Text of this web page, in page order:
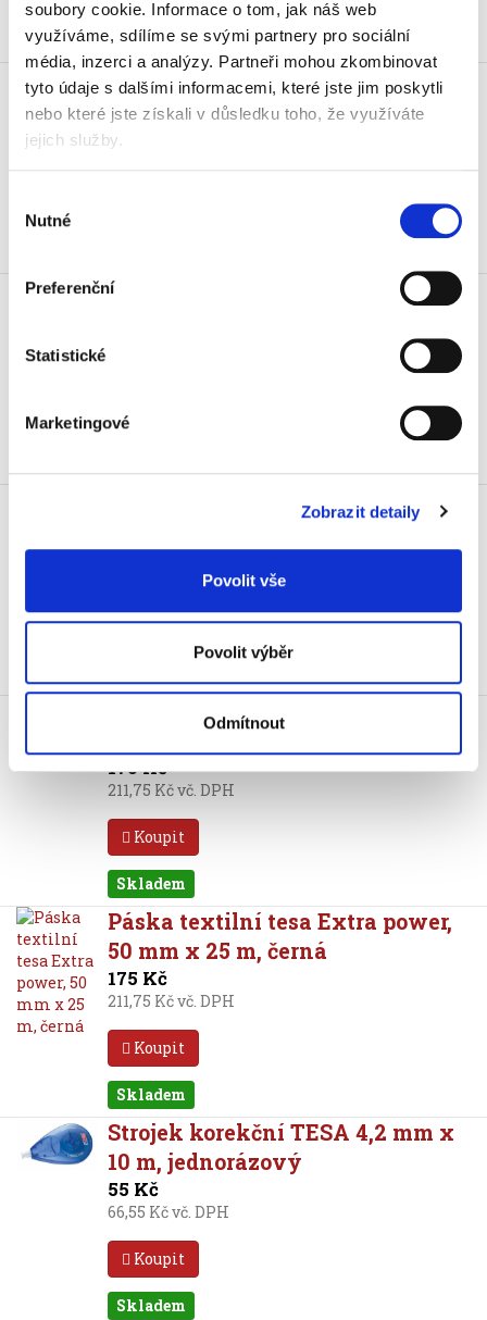
soubory cookie. Informace o tom, jak náš web
využíváme, sdílíme se svými partnery pro sociální
média, inzerci a analýzy. Partneři mohou zkombinovat
tyto údaje s dalšími informacemi, které jste jim poskytli
nebo které jste získali v důsledku toho, že využíváte
jejich služby.
souhlasu
Nutné
Preferenční
Statistické
Marketingové
Zobrazit detaily
Povolit vše
Povolit výběr
Odmítnout
Skladem
Páska lepicí tesa FILM 12 mm x
7,5 m, oboustranná
34 Kč
Páska lepicí tesa Standard 15 mm
Páska lepicí tesa, 19 mm x 25 m,
39 Kč
47,19 Kč vč. DPH
Koupit
Páska textilní tesa Extra power,
50 mm x 25 m, stříbrná
175 Kč
211,75 Kč vč. DPH
Koupit
Skladem
Páska textilní tesa Extra power,
50 mm x 25 m, černá
175 Kč
211,75 Kč vč. DPH
Koupit
Skladem
Strojek korekční TESA 4,2 mm x
10 m, jednorázový
55 Kč
66,55 Kč vč. DPH
Koupit
Skladem